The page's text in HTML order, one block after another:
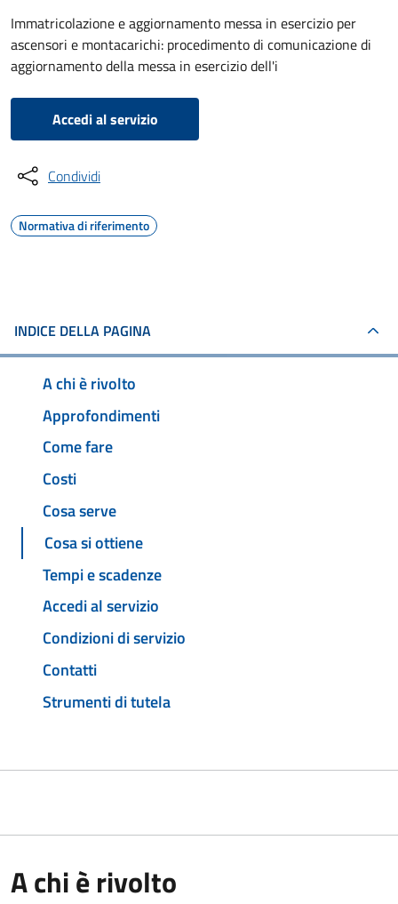
Immatricolazione e aggiornamento messa in esercizio per
ascensori e montacarichi: procedimento di comunicazione di
aggiornamento della messa in esercizio dell'i
Accedi al servizio
Condividi
Normativa di riferimento
INDICE DELLA PAGINA
A chi è rivolto
Approfondimenti
Come fare
Costi
Cosa serve
Cosa si ottiene
Tempi e scadenze
Accedi al servizio
Condizioni di servizio
Contatti
Strumenti di tutela
A chi è rivolto